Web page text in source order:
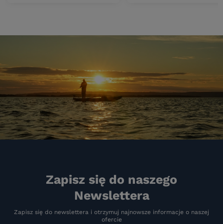
Zapisz się do naszego
Newslettera
Zapisz się do newslettera i otrzymuj najnowsze informacje o naszej
ofercie